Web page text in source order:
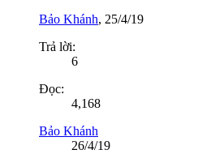
Bảo Khánh, 25/4/19
Trả lời:
6
Đọc:
4,168
Bảo Khánh
26/4/19